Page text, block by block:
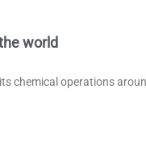
world
chemical operations